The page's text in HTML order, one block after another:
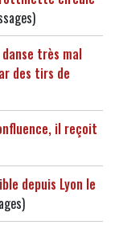
très mal
des tirs de
il reçoit
depuis Lyon le